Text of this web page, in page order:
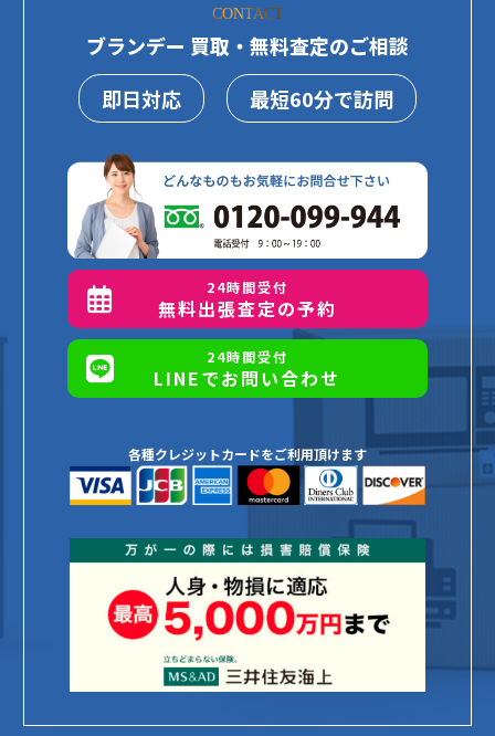
CONTACT
ブランデー 買取・無料査定のご相談
即日対応
最短60分で訪問
24時間受付
無料出張査定の予約
24時間受付
LINEでお問い合わせ
各種クレジットカードをご利用頂けます